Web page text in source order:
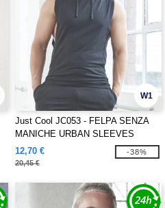
W1
Just Cool JC053 - FELPA SENZA
MANICHE URBAN SLEEVES
MUSCLE
12,70 €
20,45 €
-38%